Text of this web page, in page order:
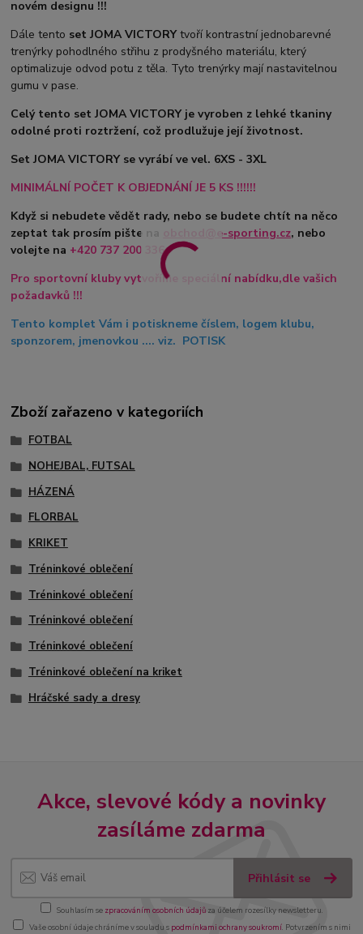
novém designu !!!
Dále tento set JOMA VICTORYtvoří kontrastní jednobarevné
trenýrky pohodlného střihu z prodyšného materiálu, který
optimalizuje odvod potu z těla. Tyto trenýrky mají nastavitelnou
gumu v pase.
Celý tento set JOMA VICTORY je vyroben z lehké tkaniny
odolné proti roztržení, což prodlužuje její životnost.
Set JOMA VICTORY se vyrábí ve vel. 6XS - 3XL
MINIMÁLNÍ POČET K OBJEDNÁNÍ JE 5 KS !!!!!!
Když si nebudete vědět rady, nebo se budete chtít na něco
zeptat tak prosím pište na
obchod@e-sporting.cz, nebo
volejte na +420 737 200 336
Pro sportovní kluby vytvoříme speciální nabídku,dle vašich
požadavků !!!
Tento komplet Vám i potiskneme číslem, logem klubu,
sponzorem, jmenovkou .... viz. POTISK
Zboží zařazeno v kategoriích
FOTBAL
NOHEJBAL, FUTSAL
HÁZENÁ
FLORBAL
KRIKET
Tréninkové oblečení
Tréninkové oblečení
Tréninkové oblečení
Tréninkové oblečení
Tréninkové oblečení na kriket
Hráčské sady a dresy
Akce, slevové kódy a novinky
zasíláme zdarma
Přihlásit se
Souhlasím se zpracováním osobních údajůza účelem rozesílky newsletteru.
Vaše osobní údaje chráníme v souladu s podmínkami ochrany soukromí. Potvrzením s nimi